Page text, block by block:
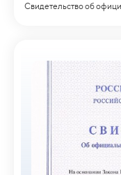
Свидетельство об